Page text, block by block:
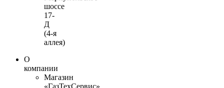
шоссе
17-
Д
(4-я
аллея)
О
компании
Магазин